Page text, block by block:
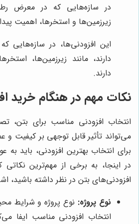
در سازه‌هایی که در معرض
زیرزمین‌ها و استخرها، اهمیت
این افزودنی‌ها، در سازه‌هایی
دارند، مانند زیرزمین‌ها،
دارند.
نکات مهم در هنگام خرید
انتخاب افزودنی مناسب برای بتن،
می‌تواند تأثیر قابل توجهی بر کیفیت و
برای انتخاب بهترین افزودنی، باید به
در اینجا، به برخی از مهم‌ترین
افزودنی‌های بتن در نظر داشته باشید،
نوع پروژه: نوع پروژه و شرایط
انتخاب افزودنی مناسب ایفا